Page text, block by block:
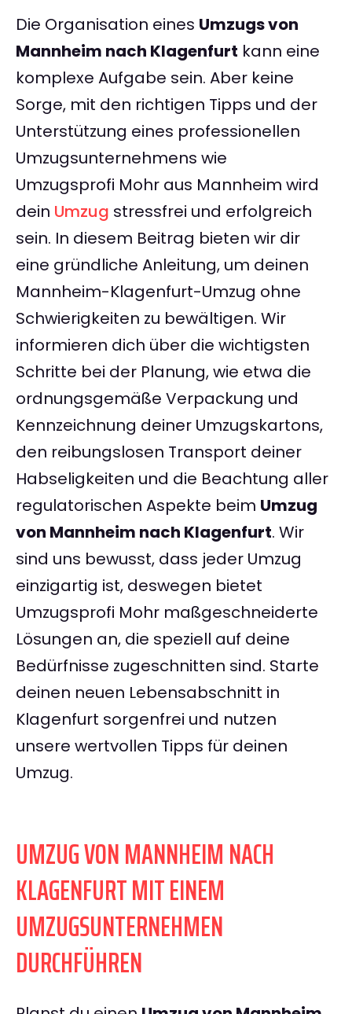
Die Organisation eines Umzugs von
Mannheim nach Klagenfurt kann eine
komplexe Aufgabe sein. Aber keine
Sorge, mit den richtigen Tipps und der
Unterstützung eines professionellen
Umzugsunternehmens wie
Umzugsprofi Mohr aus Mannheim wird
dein Umzug stressfrei und erfolgreich
sein. In diesem Beitrag bieten wir dir
eine gründliche Anleitung, um deinen
Mannheim-Klagenfurt-Umzug ohne
Schwierigkeiten zu bewältigen. Wir
informieren dich über die wichtigsten
Schritte bei der Planung, wie etwa die
ordnungsgemäße Verpackung und
Kennzeichnung deiner Umzugskartons,
den reibungslosen Transport deiner
Habseligkeiten und die Beachtung aller
regulatorischen Aspekte beim Umzug
von Mannheim nach Klagenfurt. Wir
sind uns bewusst, dass jeder Umzug
einzigartig ist, deswegen bietet
Umzugsprofi Mohr maßgeschneiderte
Lösungen an, die speziell auf deine
Bedürfnisse zugeschnitten sind. Starte
deinen neuen Lebensabschnitt in
Klagenfurt sorgenfrei und nutzen
unsere wertvollen Tipps für deinen
Umzug.
UMZUG VON MANNHEIM NACH
KLAGENFURT MIT EINEM
UMZUGSUNTERNEHMEN
DURCHFÜHREN